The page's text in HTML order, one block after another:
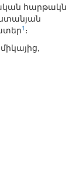
հարթակն
1 ։